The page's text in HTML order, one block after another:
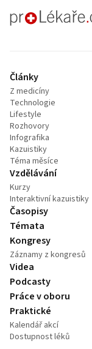
proLékaře.cz
Články
Z medicíny
Technologie
Lifestyle
Rozhovory
Infografika
Kazuistiky
Téma měsíce
Vzdělávání
Kurzy
Interaktivní kazuistiky
Časopisy
Témata
Kongresy
Záznamy z kongresů
Videa
Podcasty
Práce v oboru
Praktické
Kalendář akcí
Dostupnost léků